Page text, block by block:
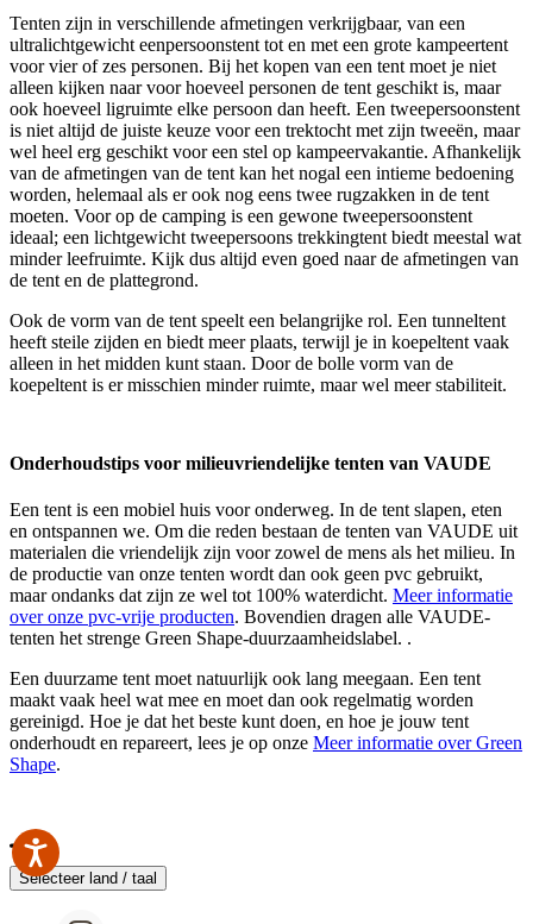
Tenten zijn in verschillende afmetingen verkrijgbaar, van een
ultralichtgewicht eenpersoonstent tot en met een grote kampeertent
voor vier of zes personen. Bij het kopen van een tent moet je niet
alleen kijken naar voor hoeveel personen de tent geschikt is, maar
ook hoeveel ligruimte elke persoon dan heeft. Een tweepersoonstent
is niet altijd de juiste keuze voor een trektocht met zijn tweeën, maar
wel heel erg geschikt voor een stel op kampeervakantie. Afhankelijk
van de afmetingen van de tent kan het nogal een intieme bedoening
worden, helemaal als er ook nog eens twee rugzakken in de tent
moeten. Voor op de camping is een gewone tweepersoonstent
ideaal; een lichtgewicht tweepersoons trekkingtent biedt meestal wat
minder leefruimte. Kijk dus altijd even goed naar de afmetingen van
de tent en de plattegrond.
Ook de vorm van de tent speelt een belangrijke rol. Een tunneltent
heeft steile zijden en biedt meer plaats, terwijl je in koepeltent vaak
alleen in het midden kunt staan. Door de bolle vorm van de
koepeltent is er misschien minder ruimte, maar wel meer stabiliteit.
Onderhoudstips voor milieuvriendelijke tenten van VAUDE
Een tent is een mobiel huis voor onderweg. In de tent slapen, eten
en ontspannen we. Om die reden bestaan de tenten van VAUDE uit
materialen die vriendelijk zijn voor zowel de mens als het milieu. In
de productie van onze tenten wordt dan ook geen pvc gebruikt,
maar ondanks dat zijn ze wel tot 100% waterdicht. Meer informatie
over onze pvc-vrije producten. Bovendien dragen alle VAUDE-
tenten het strenge Green Shape-duurzaamheidslabel. .
Een duurzame tent moet natuurlijk ook lang meegaan. Een tent
maakt vaak heel wat mee en moet dan ook regelmatig worden
gereinigd. Hoe je dat het beste kunt doen, en hoe je jouw tent
onderhoudt en repareert, lees je op onze Meer informatie over Green
Shape.
Selecteer land / taal